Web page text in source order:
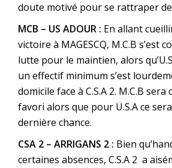
doute motivé pour se rattraper de
MCB – US ADOUR : En allant
victoire à MAGESCQ, M.C.B s’est
lutte pour le maintien, alors
un effectif minimum s’est
domicile face à C.S.A 2. M.C.B
favori alors que pour U.S.A ce
dernière chance.
CSA 2 – ARRIGANS 2 : Bien
certaines absences, C.S.A 2 a